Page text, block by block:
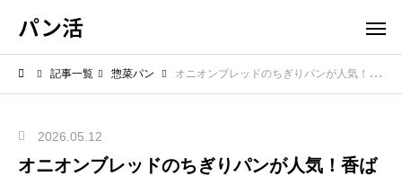
パン活
記事一覧 惣菜パン オニオンブレッドのちぎりパンが人気！香ばしい玉ねぎがクセになるレシピ
2026.05.12
オニオンブレッドのちぎりパンが人気！香ば